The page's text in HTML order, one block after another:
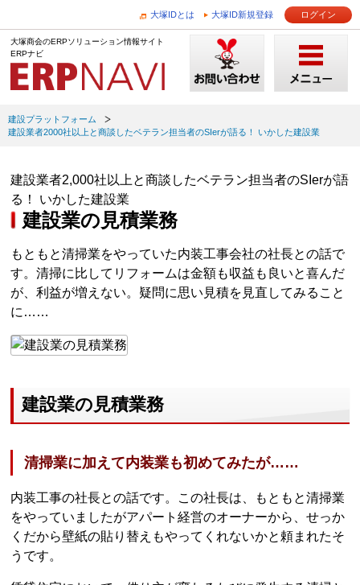
大塚IDとは 大塚ID新規登録 ログイン
大塚商会のERPソリューション情報サイト
ERPナビ
建設プラットフォーム
建設業者2000社以上と商談したベテラン担当者のSIerが語る！ いかした建設業
建設業者2,000社以上と商談したベテラン担当者のSIerが語
る！ いかした建設業
建設業の見積業務
もともと清掃業をやっていた内装工事会社の社長との話で
す。清掃に比してリフォームは金額も収益も良いと喜んだ
が、利益が増えない。疑問に思い見積を見直してみること
に……
建設業の見積業務
清掃業に加えて内装業も初めてみたが……
内装工事の社長との話です。この社長は、もともと清掃業
をやっていましたがアパート経営のオーナーから、せっか
くだから壁紙の貼り替えもやってくれないかと頼まれたそ
うです。